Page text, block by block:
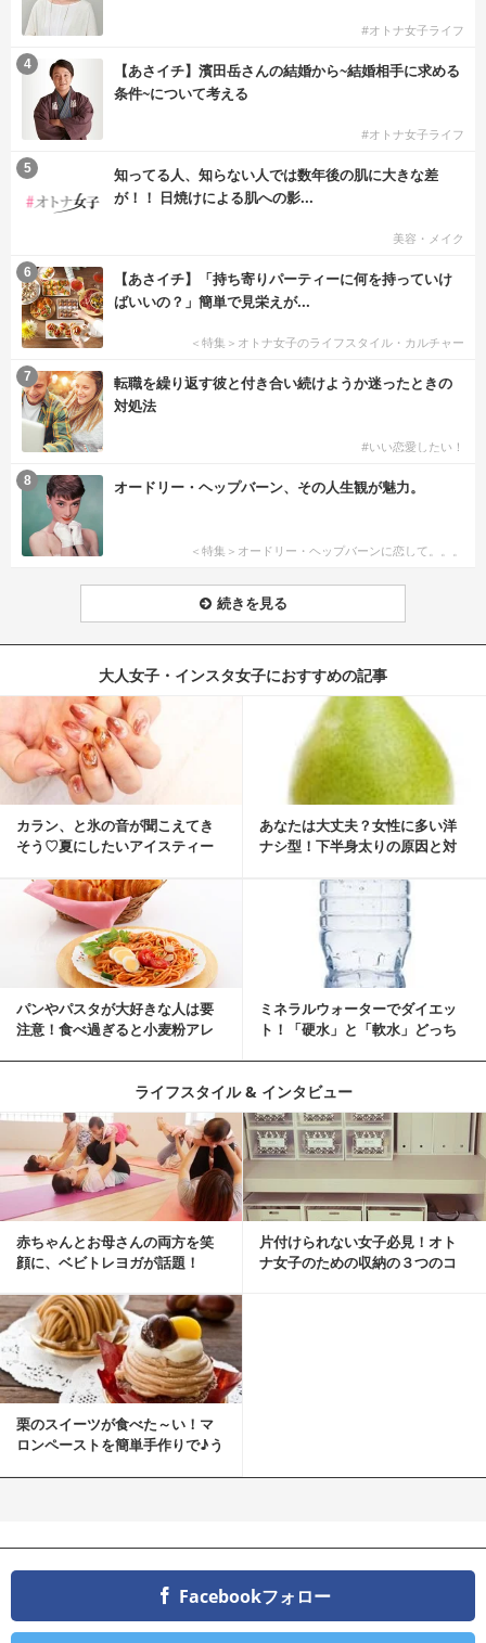
#オトナ女子ライフ
【あさイチ】濱田岳さんの結婚から~結婚相手に求める
条件~について考える
#オトナ女子ライフ
4
知ってる人、知らない人では数年後の肌に大きな差
が！！ 日焼けによる肌への影...
美容・メイク
5
【あさイチ】「持ち寄りパーティーに何を持っていけ
ばいいの？」簡単で見栄えが...
＜特集＞オトナ女子のライフスタイル・カルチャー
6
転職を繰り返す彼と付き合い続けようか迷ったときの
対処法
#いい恋愛したい！
7
オードリー・ヘップバーン、その人生観が魅力。
＜特集＞オードリー・ヘップバーンに恋して。。。
8
続きを見る
大人女子・インスタ女子におすすめの記事
カラン、と氷の音が聞こえてき
そう♡夏にしたいアイスティー
あなたは大丈夫？女性に多い洋
ナシ型！下半身太りの原因と対
パンやパスタが大好きな人は要
注意！食べ過ぎると小麦粉アレ
ミネラルウォーターでダイエッ
ト！「硬水」と「軟水」どっち
ライフスタイル & インタビュー
赤ちゃんとお母さんの両方を笑
顔に、ベビトレヨガが話題！
片付けられない女子必見！オト
ナ女子のための収納の３つのコ
栗のスイーツが食べた～い！マ
ロンペーストを簡単手作りで♪う
Facebookフォロー